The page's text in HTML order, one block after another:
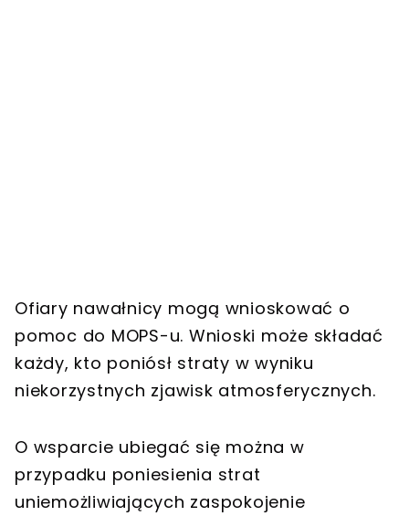
Ofiary nawałnicy mogą wnioskować o
pomoc do MOPS-u. Wnioski może składać
każdy, kto poniósł straty w wyniku
niekorzystnych zjawisk atmosferycznych.
O wsparcie ubiegać się można w
przypadku poniesienia strat
uniemożliwiających zaspokojenie